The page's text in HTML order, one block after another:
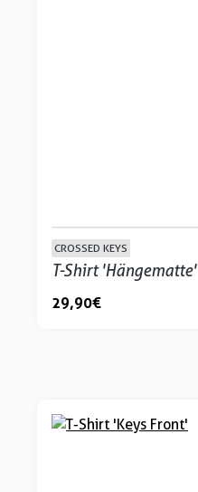
CROSSED KEYS
T-Shirt 'Hängematte'
29,90 €